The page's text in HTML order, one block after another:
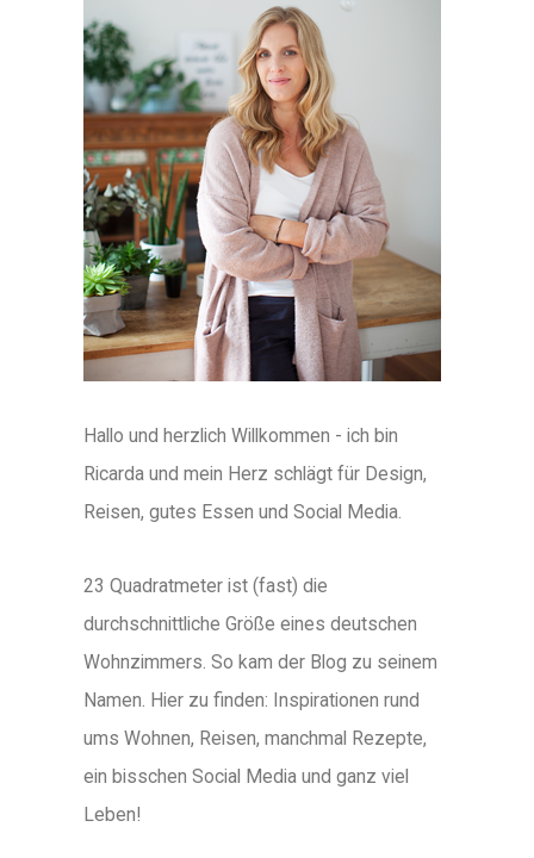
Hallo und herzlich Willkommen - ich bin
Ricarda und mein Herz schlägt für Design,
Reisen, gutes Essen und Social Media.
23 Quadratmeter ist (fast) die
durchschnittliche Größe eines deutschen
Wohnzimmers. So kam der Blog zu seinem
Namen. Hier zu finden: Inspirationen rund
ums Wohnen, Reisen, manchmal Rezepte,
ein bisschen Social Media und ganz viel
Leben!